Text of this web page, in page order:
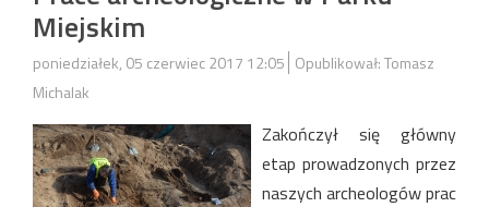
Miejskim
poniedziałek, 05 czerwiec 2017 12:05 Opublikował: Tomasz
Michalak
Zakończył się główny
etap prowadzonych przez
naszych archeologów prac